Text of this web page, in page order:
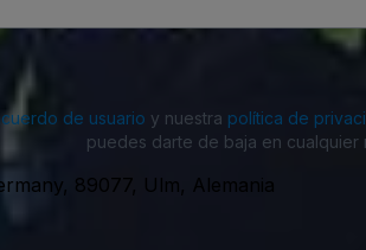
de usuario y nuestra política de
puedes darte de baja en cualquier
89077, Ulm, Alemania